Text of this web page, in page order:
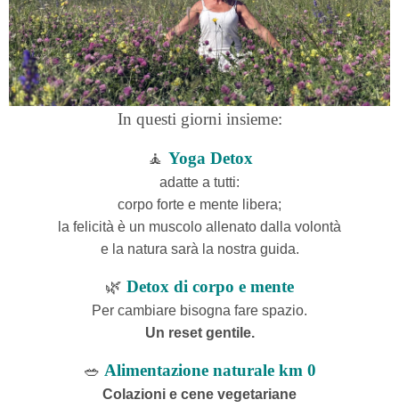
In questi giorni insieme:
🧘 Yoga Detox
adatte a tutti:
corpo forte e mente libera;
la felicità è un muscolo allenato dalla volontà
e la natura sarà la nostra guida.
🌿 Detox di corpo e mente
Per cambiare bisogna fare spazio.
Un reset gentile.
🥗 Alimentazione naturale km 0
Colazioni e cene vegetariane